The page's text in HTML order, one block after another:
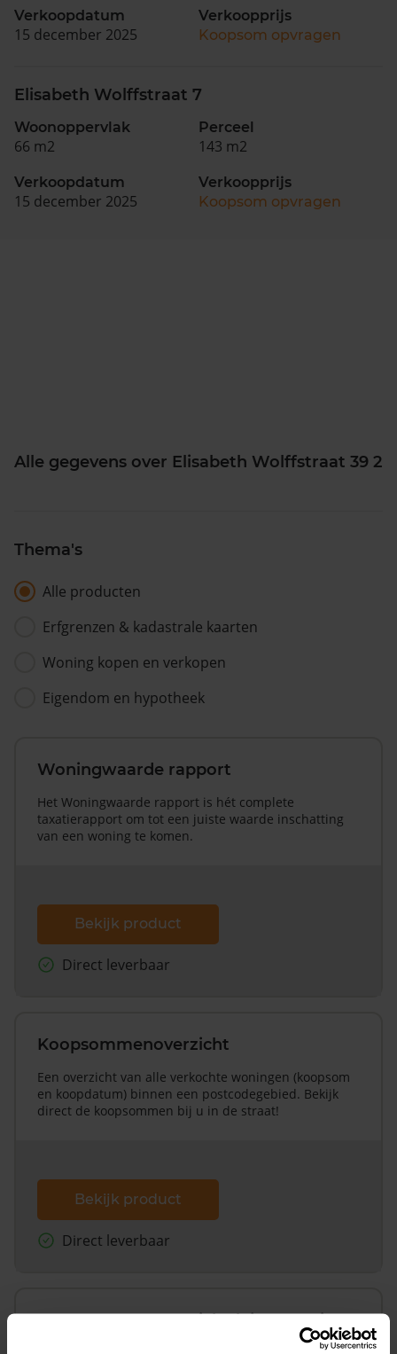
Verkoopdatum
15 december 2025
Verkoopprijs
Koopsom opvragen
Elisabeth Wolffstraat 7
Woonoppervlak
66 m2
Perceel
143 m2
Verkoopdatum
15 december 2025
Verkoopprijs
Koopsom opvragen
Alle gegevens over Elisabeth Wolffstraat 39 2
Thema's
Alle producten
Erfgrenzen & kadastrale kaarten
Woning kopen en verkopen
Eigendom en hypotheek
Woningwaarde rapport
Het Woningwaarde rapport is hét complete
taxatierapport om tot een juiste waarde inschatting
van een woning te komen.
Bekijk product
Direct leverbaar
Koopsommenoverzicht
Een overzicht van alle verkochte woningen (koopsom
en koopdatum) binnen een postcodegebied. Bekijk
direct de koopsommen bij u in de straat!
Bekijk product
Direct leverbaar
Koopsommenoverzicht (1 jaar gratis